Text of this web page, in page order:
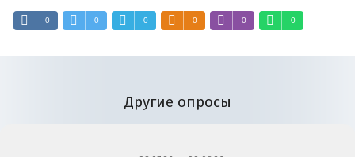
0 0 0 0 0 0
Другие опросы